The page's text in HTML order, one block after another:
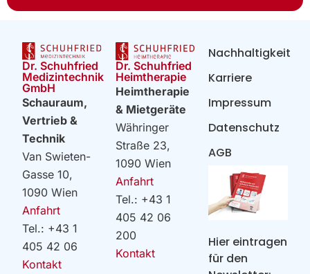
Dr. Schuhfried
Medizintechnik
GmbH
Schauraum,
Vertrieb &
Technik
Van Swieten-
Gasse 10,
1090 Wien
Anfahrt
Tel.: +43 1
405 42 06
Kontakt
Dr. Schuhfried
Heimtherapie
Heimtherapie
& Mietgeräte
Währinger
Straße 23,
1090 Wien
Anfahrt
Tel.: +43 1
405 42 06
200
Kontakt
Hier eintragen
für den
Nachhaltigkeit
Karriere
Impressum
Datenschutz
AGB